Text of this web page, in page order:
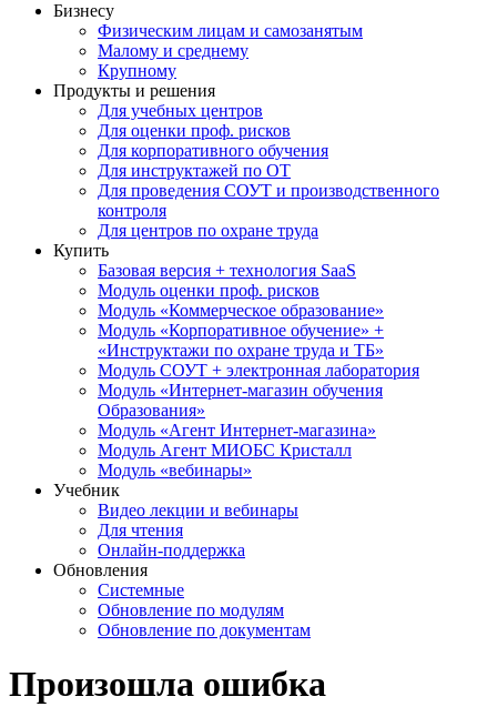
Бизнесу
Физическим лицам и самозанятым
Малому и среднему
Крупному
Продукты и решения
Для учебных центров
Для оценки проф. рисков
Для корпоративного обучения
Для инструктажей по ОТ
Для проведения СОУТ и производственного
контроля
Для центров по охране труда
Купить
Базовая версия + технология SaaS
Модуль оценки проф. рисков
Модуль «Коммерческое образование»
Модуль «Корпоративное обучение» +
«Инструктажи по охране труда и ТБ»
Модуль СОУТ + электронная лаборатория
Модуль «Интернет-магазин обучения
Образования»
Модуль «Агент Интернет-магазина»
Модуль Агент МИОБС Кристалл
Модуль «вебинары»
Учебник
Видео лекции и вебинары
Для чтения
Онлайн-поддержка
Обновления
Системные
Обновление по модулям
Обновление по документам
Произошла ошибка